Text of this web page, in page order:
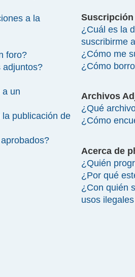
a la
foro?
adjuntos?
a un
publicación de
Suscripción
¿Cuál es la
suscribirme
¿Cómo me
¿Cómo
Archivos
¿Qué
¿Cómo
Acerca de
¿Quién
¿Por qué
¿Con quién
usos